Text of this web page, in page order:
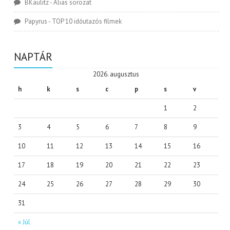
BKaulitz-Alias sorozat
Papyrus - TOP 10 időutazós filmek
NAPTÁR
2026. augusztus
h
k s c p s v
« Júl
1 2
3 4 5 6 7 8 9
10 11 12 13 14 15 16
17 18 19 20 21 22 23
24 25 26 27 28 29 30
31